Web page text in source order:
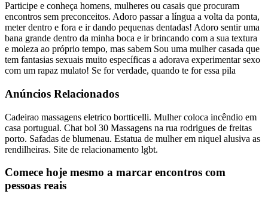
Participe e conheça homens, mulheres ou casais que procuram
encontros sem preconceitos. Adoro passar a língua a volta da ponta,
meter dentro e fora e ir dando pequenas dentadas! Adoro sentir uma
bana grande dentro da minha boca e ir brincando com a sua textura
e moleza ao próprio tempo, mas sabem Sou uma mulher casada que
tem fantasias sexuais muito específicas a adorava experimentar sexo
com um rapaz mulato! Se for verdade, quando te for essa pila
Anúncios Relacionados
Cadeirao massagens eletrico bortticelli. Mulher coloca incêndio em
casa portugual. Chat bol 30 Massagens na rua rodrigues de freitas
porto. Safadas de blumenau. Estatua de mulher em niquel alusiva as
rendilheiras. Site de relacionamento lgbt.
Comece hoje mesmo a marcar encontros com
pessoas reais